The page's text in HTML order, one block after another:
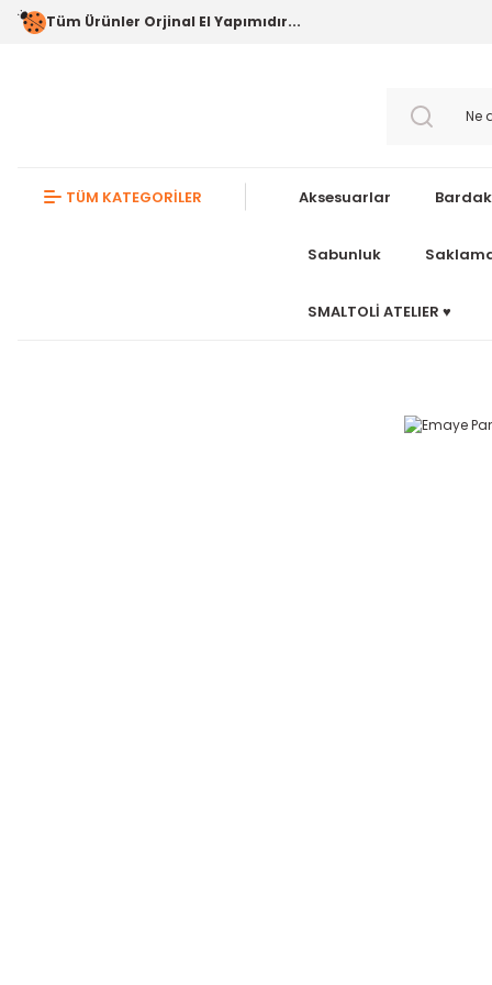
Tüm Ürünler Orjinal El Yapımıdır...
TÜM KATEGORİLER Aksesuarlar
Sabunluk
SMALTOLİ ATELIER ♥️